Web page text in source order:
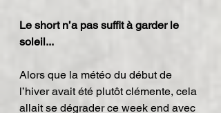
Le short n’a pas suffit à garder le
soleil...
Alors que la météo du début de
l’hiver avait été plutôt clémente, cela
allait se dégrader ce week end avec